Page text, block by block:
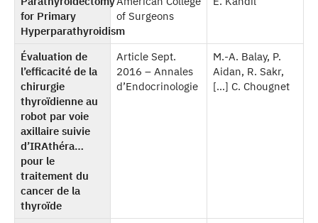
for Primary
Hyperparathyroidism
of Surgeons
Évaluation de
l’efficacité de la
chirurgie
thyroïdienne au
robot par voie
axillaire suivie
d’IRAthéra…
pour le
traitement du
cancer de la
thyroïde
Article Sept.
2016 – Annales
d’Endocrinologie
M.-A. Balay, P.
Aidan, R. Sakr,
[…] C. Chougnet